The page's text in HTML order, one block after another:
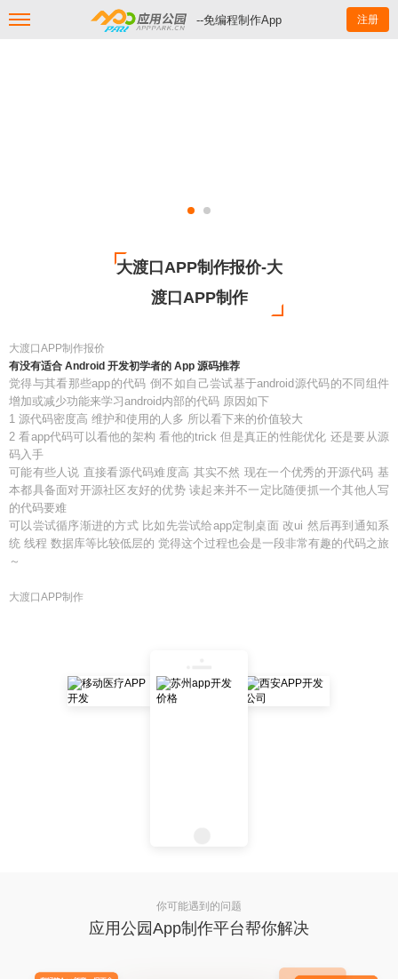
--免编程制作App 注册
大渡口APP制作报价-大
渡口APP制作
大渡口APP制作报价
有没有适合 Android 开发初学者的 App 源码推荐
觉得与其看那些app的代码 倒不如自己尝试基于android源代码的不同组件
增加或减少功能来学习android内部的代码 原因如下
1 源代码密度高 维护和使用的人多 所以看下来的价值较大
2 看app代码可以看他的架构 看他的trick 但是真正的性能优化 还是要从源
码入手
可能有些人说 直接看源代码难度高 其实不然 现在一个优秀的开源代码 基
本都具备面对开源社区友好的优势 读起来并不一定比随便抓一个其他人写
的代码要难
可以尝试循序渐进的方式 比如先尝试给app定制桌面 改ui 然后再到通知系
统 线程 数据库等比较低层的 觉得这个过程也会是一段非常有趣的代码之旅
～
大渡口APP制作
你可能遇到的问题
应用公园App制作平台帮你解决